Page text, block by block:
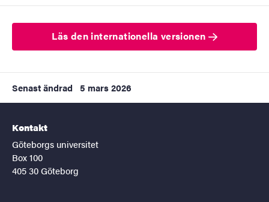
Läs den internationella versionen
Senast ändrad 5 mars 2026
Kontakt
Göteborgs universitet
Box 100
405 30 Göteborg